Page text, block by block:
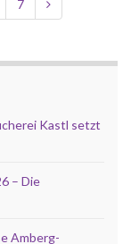
7
Kastl setzt
– Die
Amberg-